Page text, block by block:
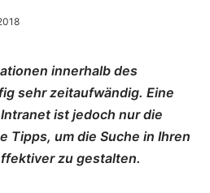
innerhalb des
sehr zeitaufwändig. Eine
ist jedoch nur die
Tipps, um die Suche in Ihren
zu gestalten.